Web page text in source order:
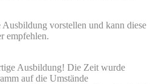
vorstellen und kann diese
empfehlen.
Ausbildung! Die Zeit wurde
auf die Umstände